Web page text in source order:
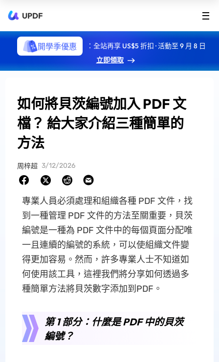
UPDF
開學季優惠
：全站再享 US$5 折扣 · 活動至 9 月 8 日
立即領取
如何將貝茨編號加入 PDF 文
檔？ 給大家介紹三種簡單的
方法
周梓超 3/12/2026
專業人員必須處理和組織各種 PDF 文件，找
到一種管理 PDF 文件的方法至關重要，貝茨
編號是一種為 PDF 文件中的每個頁面分配唯
一且連續的編號的系統，可以使組織文件變
得更加容易。然而，許多專業人士不知道如
何使用該工具，這裡我們將分享如何透過多
種簡單方法將貝茨數字添加到PDF。
第 1 部分：什麼是 PDF 中的貝茨
編號？